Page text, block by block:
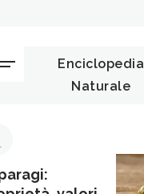
Enciclopedia
Naturale